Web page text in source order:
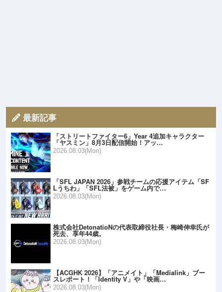
最新記事
「ストリートファイター6」Year 4追加キャラクター
「ヤスミン」8月3日配信開始！アッ…
2026.08.03(Mon)
「SFL JAPAN 2026」参戦チームの応援アイテム「SF
Lうちわ」「SFL法被」をゲーム内で…
2026.08.03(Mon)
株式会社DetonatioNの代表取締役社長・梅崎伸幸氏が
死去、享年44歳。
2026.08.03(Mon)
【ACGHK 2026】「アニメイト」「Medialink」ブー
スレポート！「Identity V」や「映画…
2026.08.03(Mon)